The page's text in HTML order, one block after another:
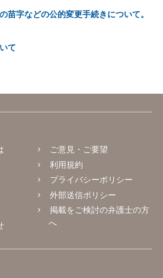
苗字などの公的変更手続きについて。
て
ご意見・ご要望
利用規約
プライバシーポリシー
外部送信ポリシー
掲載をご検討の弁護士の方
へ